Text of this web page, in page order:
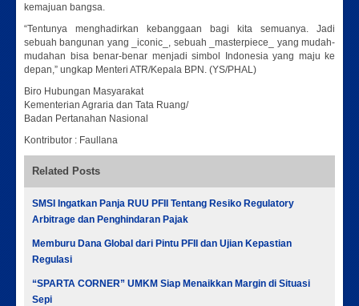
kemajuan bangsa.
“Tentunya menghadirkan kebanggaan bagi kita semuanya. Jadi
sebuah bangunan yang _iconic_, sebuah _masterpiece_ yang mudah-
mudahan bisa benar-benar menjadi simbol Indonesia yang maju ke
depan,” ungkap Menteri ATR/Kepala BPN. (YS/PHAL)
Biro Hubungan Masyarakat
Kementerian Agraria dan Tata Ruang/
Badan Pertanahan Nasional
Kontributor : Faullana
Related Posts
SMSI Ingatkan Panja RUU PFII Tentang Resiko Regulatory
Arbitrage dan Penghindaran Pajak
Memburu Dana Global dari Pintu PFII dan Ujian Kepastian
Regulasi
“SPARTA CORNER” UMKM Siap Menaikkan Margin di Situasi
Sepi